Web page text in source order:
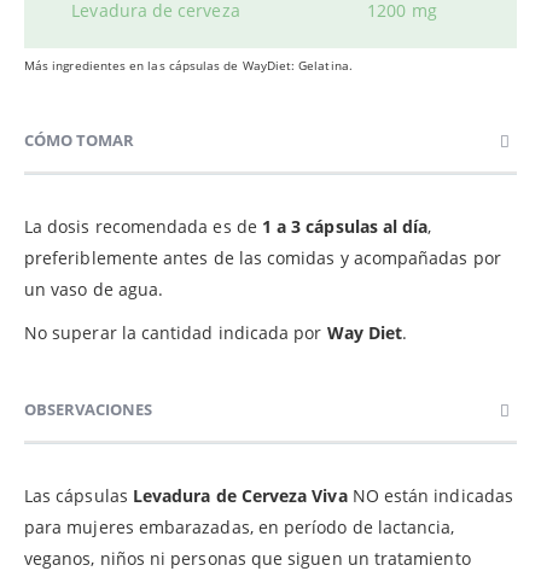
Levadura de cerveza 1200 mg
Más ingredientes en las cápsulas de WayDiet: Gelatina.
CÓMO TOMAR
La dosis recomendada es de 1 a 3 cápsulas al día,
preferiblemente antes de las comidas y acompañadas por
un vaso de agua.
No superar la cantidad indicada por Way Diet.
OBSERVACIONES
Las cápsulas Levadura de Cerveza VivaNO están indicadas
para mujeres embarazadas, en período de lactancia,
veganos, niños ni personas que siguen un tratamiento